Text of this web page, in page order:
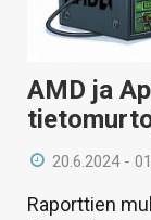
AMD ja
20.6.2024 -
Raporttien